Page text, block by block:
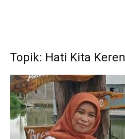
Topik: Hati Kita Keren